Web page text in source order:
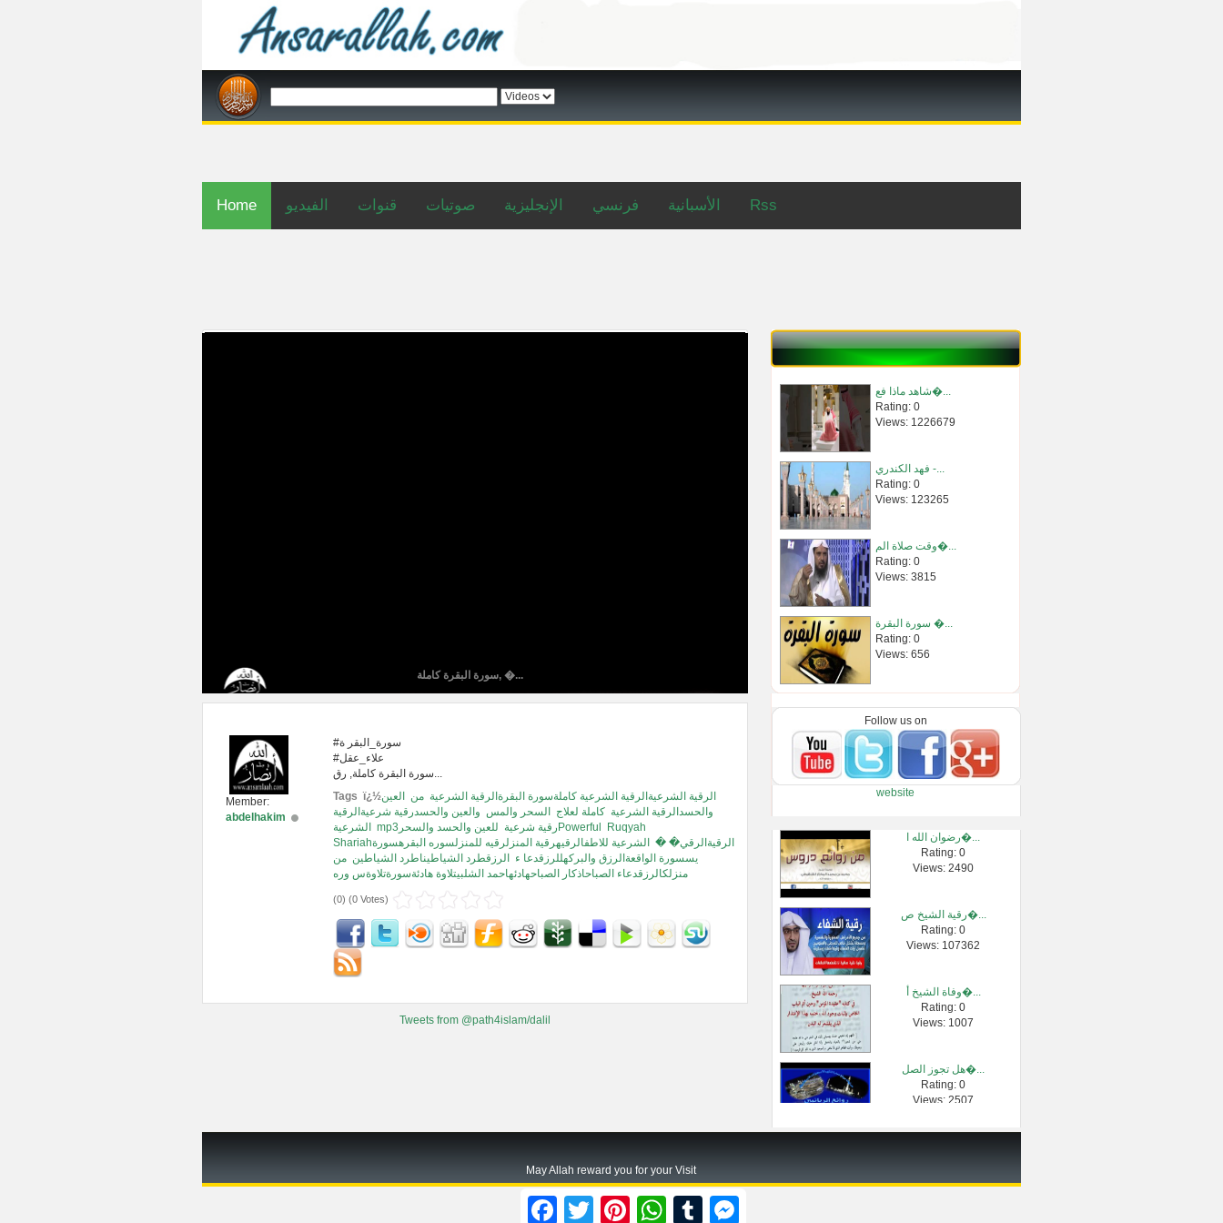
Home الفيديو قنوات صوتيات الإنجليزية فرنسي الأسبانية Rss
سورة البقرة كاملة, �...
Member:
abdelhakim
#سورة_البقر ة
#علاء_عقل
سورة البقرة كاملة, رق...
Tags ï¿½
الرقية الشرعيةالرقية الشرعية كاملةسورة البقرةالرقية الشرعية من
العين
والحسدالرقية الشرعية كاملة لعلاج السحر والمس والعين والحسدرقية شرعيةالرقية
الشرعية
mp3رقية شرعية للعين والحسد والسحرPowerful
Ruqyah
Shariahالرقيةالرقي� �
الشرعية للاطفالرقيهرقية المنزلرقيه للمنزلسوره البقرهسورة
يسسورة الواقعةالرزق والبركهللرزقدعا ء
الرزقطرد الشياطيناطرد الشياطين من
منزلكالرزقدعاء الصباحاذكار الصباحهادئهاحمد الشلبيتلاوة هادئةسورةتلاوةس وره
(0) (0 Votes)
Tweets from @path4islam/dalil
شاهد ماذا فع�...
Rating: 0
Views: 1226679
فهد الكندري -...
Rating: 0
Views: 123265
وقت صلاة الم�...
Rating: 0
Views: 3815
سورة البقرة �...
Rating: 0
Views: 656
Rating: 0
Views: 2420
جواز خروج ال�...
Rating: 0
سورة الرحمن -...
Rating: 0
برنامج فتوى �...
Rating: 0
هل يجوز قص ال...
Rating: 0
ما هو أفضل ال...
Rating: 0
Follow us on
website
رضوان الله ا�...
Rating: 0
Views: 2490
رقية الشيخ ص�...
Rating: 0
Views: 107362
وفاة الشيخ أ�...
Rating: 0
Views: 1007
هل تجوز الصل�...
Rating: 0
Views: 2507
May Allah reward you for your Visit
FacebookTwitter Pinterest WhatsAppTumblr